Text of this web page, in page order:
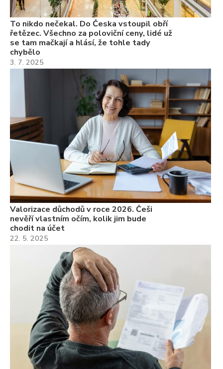
To nikdo nečekal. Do Česka vstoupil obří
řetězec. Všechno za poloviční ceny, lidé už
se tam mačkají a hlásí, že tohle tady
chybělo
3. 7. 2025
Valorizace důchodů v roce 2026. Češi
nevěří vlastním očím, kolik jim bude
chodit na účet
22. 5. 2025